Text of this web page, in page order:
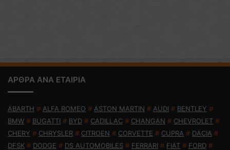
ΑΡΘΡΑ ΑΝΑ ΕΤΑΙΡΙΑ
ABARTH # ALFA ROMEO # ASTON MARTIN # AUDI # BENTLEY #
BMW # BUGATTI # BYD # CADILLAC # CHANGAN # CHEVROLET #
CHERY # CHRYSLER # CITROEN # CORVETTE # CUPRA # DACIA #
DFSK # DODGE # DS AUTOMOBILES # FERRARI # FIAT # FORD #